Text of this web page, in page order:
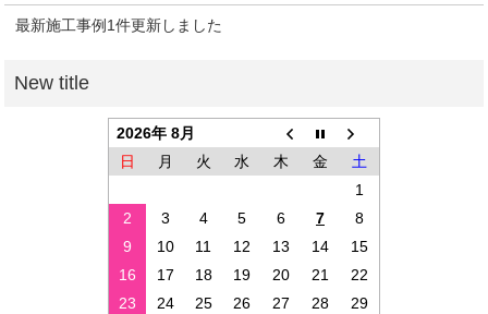
最新施工事例1件更新しました
2026年 8月
日
月 火 水 木 金
土
1
2
3 4 5 6 7
8
9
10 11 12 13 14
15
16
17 18 19 20 21
22
23
24 25 26 27 28
29